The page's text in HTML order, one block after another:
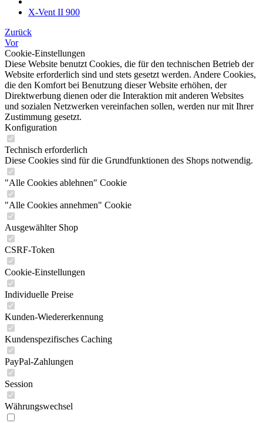
X-Vent II 900
Zurück
Vor
Cookie-Einstellungen
Diese Website benutzt Cookies, die für den technischen Betrieb der
Website erforderlich sind und stets gesetzt werden. Andere Cookies,
die den Komfort bei Benutzung dieser Website erhöhen, der
Direktwerbung dienen oder die Interaktion mit anderen Websites
und sozialen Netzwerken vereinfachen sollen, werden nur mit Ihrer
Zustimmung gesetzt.
Konfiguration
Technisch erforderlich
Diese Cookies sind für die Grundfunktionen des Shops notwendig.
"Alle Cookies ablehnen" Cookie
"Alle Cookies annehmen" Cookie
Ausgewählter Shop
CSRF-Token
Cookie-Einstellungen
Individuelle Preise
Kunden-Wiedererkennung
Kundenspezifisches Caching
PayPal-Zahlungen
Session
Währungswechsel